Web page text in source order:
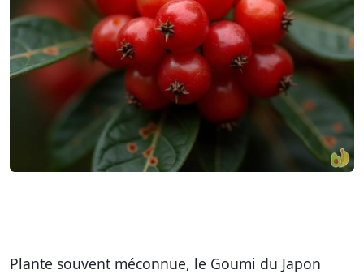
Plante souvent méconnue, le Goumi du Japon